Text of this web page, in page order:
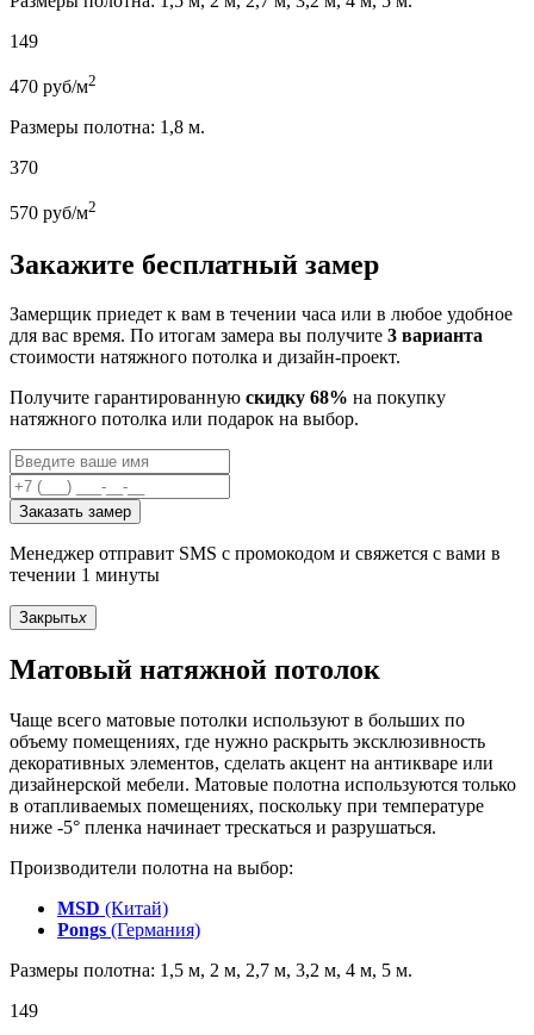
149
470 руб/м2
Размеры полотна: 1,8 м.
370
570 руб/м2
Закажите бесплатный замер
Замерщик приедет к вам в течении часа или в любое удобное
для вас время. По итогам замера вы получите 3 варианта
стоимости натяжного потолка и дизайн-проект.
Получите гарантированную скидку 68% на покупку
натяжного потолка или подарок на выбор.
Заказать замер
Менеджер отправит SMS с промокодом и свяжется с вами в
течении 1 минуты
Закрытьx
Матовый натяжной потолок
Чаще всего матовые потолки используют в больших по
объему помещениях, где нужно раскрыть эксклюзивность
декоративных элементов, сделать акцент на антикваре или
дизайнерской мебели. Матовые полотна используются только
в отапливаемых помещениях, поскольку при температуре
ниже -5° пленка начинает трескаться и разрушаться.
Производители полотна на выбор:
MSD (Китай)
Pongs (Германия)
Размеры полотна: 1,5 м, 2 м, 2,7 м, 3,2 м, 4 м, 5 м.
149